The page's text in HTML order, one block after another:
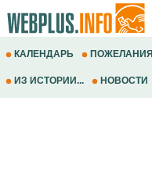
КАЛЕНДАРЬ ПОЖЕЛАНИЯ
ИЗ ИСТОРИИ... НОВОСТИ